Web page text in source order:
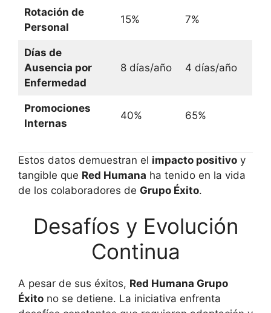
Rotación de
Personal
15% 7%
Días de
Ausencia por
Enfermedad
8 días/año 4 días/año
Promociones
Internas
40% 65%
Estos datos demuestran el impacto positivo y
tangible que Red Humana ha tenido en la vida
de los colaboradores de Grupo Éxito.
Desafíos y Evolución
Continua
A pesar de sus éxitos, Red Humana Grupo
Éxito no se detiene. La iniciativa enfrenta